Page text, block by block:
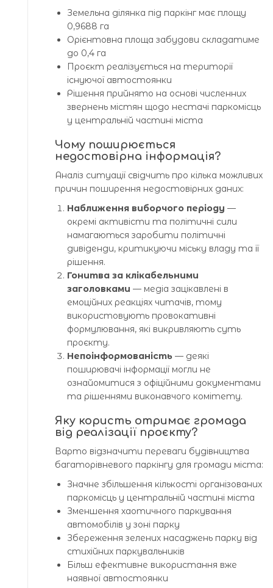
Земельна ділянка під паркінг має площу
0,9688 га
Орієнтовна площа забудови складатиме
до 0,4 га
Проєкт реалізується на території
існуючої автостоянки
Рішення прийнято на основі численних
звернень містян щодо нестачі паркомісць
у центральній частині міста
Чому поширюється
недостовірна інформація?
Аналіз ситуації свідчить про кілька можливих
причин поширення недостовірних даних:
Наближення виборчого періоду —
окремі активісти та політичні сили
намагаються заробити політичні
дивіденди, критикуючи міську владу та її
рішення.
Гонитва за клікабельними
заголовками — медіа зацікавлені в
емоційних реакціях читачів, тому
використовують провокативні
формулювання, які викривляють суть
проєкту.
Непоінформованість — деякі
поширювачі інформації могли не
ознайомитися з офіційними документами
та рішеннями виконавчого комітету.
Яку користь отримає громада
від реалізації проєкту?
Варто відзначити переваги будівництва
багаторівневого паркінгу для громади міста:
Значне збільшення кількості організованих
паркомісць у центральній частині міста
Зменшення хаотичного паркування
автомобілів у зоні парку
Збереження зелених насаджень парку від
стихійних паркувальників
Більш ефективне використання вже
наявної автостоянки